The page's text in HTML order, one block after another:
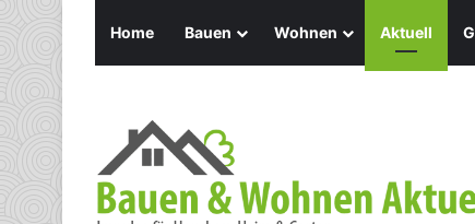
Home Bauen Wohnen Aktuell